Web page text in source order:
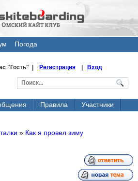
Погода
"Гость" | Регистрация| Вход
Правила
Участники
» Как я провел зиму